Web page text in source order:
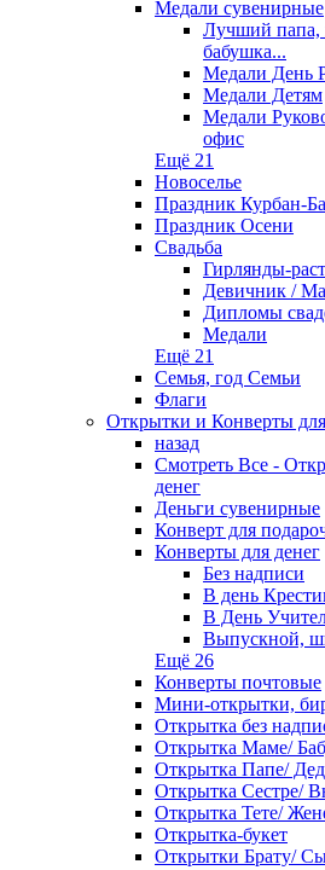
Медали сувенирные
Лучший папа,
бабушка...
Медали День
Медали Детям
Медали
офис
Ещё 21
Новоселье
Праздник Курбан-
Праздник Осени
Свадьба
Гирлянды-
Девичник /
Дипломы
Медали
Ещё 21
Семья, год Семьи
Флаги
Открытки и Конверты
назад
Смотреть Все -
денег
Деньги сувенирные
Конверт для
Конверты для денег
Без надписи
В день
В День
Выпускной,
Ещё 26
Конверты почтовые
Мини-открытки,
Открытка без
Открытка Маме/
Открытка Папе/
Открытка Сестре/
Открытка Тете/
Открытка-букет
Открытки Брату/